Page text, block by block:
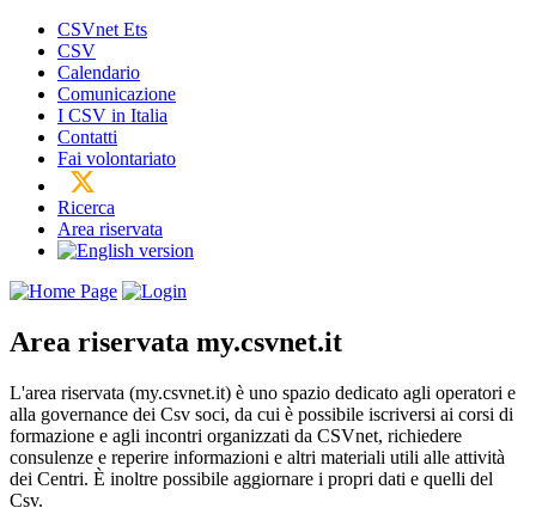
CSVnet Ets
CSV
Calendario
Comunicazione
I CSV in Italia
Contatti
Fai volontariato
Ricerca
Area riservata
Area riservata my.csvnet.it
L'area riservata (my.csvnet.it) è uno spazio dedicato agli operatori e
alla governance dei Csv soci, da cui è possibile iscriversi ai corsi di
formazione e agli incontri organizzati da CSVnet, richiedere
consulenze e reperire informazioni e altri materiali utili alle attività
dei Centri. È inoltre possibile aggiornare i propri dati e quelli del
Csv.